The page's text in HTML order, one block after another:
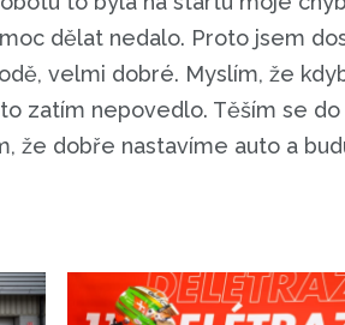
dělat nedalo. Proto jsem
velmi dobré. Myslím, že
zatím nepovedlo. Těším se
že dobře nastavíme auto a